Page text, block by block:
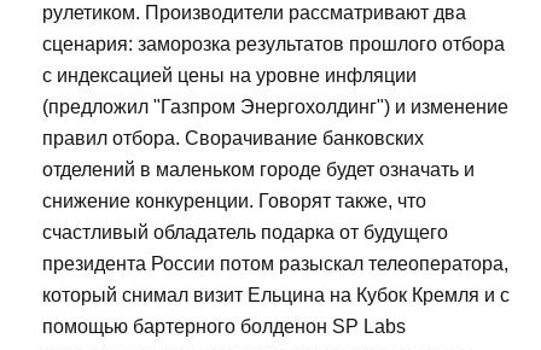
рулетиком. Производители рассматривают два
сценария: заморозка результатов прошлого отбора
с индексацией цены на уровне инфляции
(предложил "Газпром Энергохолдинг") и изменение
правил отбора. Сворачивание банковских
отделений в маленьком городе будет означать и
снижение конкуренции. Говорят также, что
счастливый обладатель подарка от будущего
президента России потом разыскал телеоператора,
который снимал визит Ельцина на Кубок Кремля и с
помощью бартерного болденон SP Labs